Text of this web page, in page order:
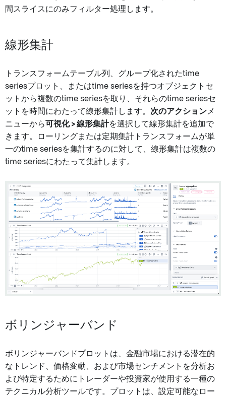
間スライスにのみフィルター処理します。
線形集計
トランスフォームテーブル列、グループ化されたtime
seriesプロット、またはtime seriesを持つオブジェクトセ
ットから複数のtime seriesを取り、それらのtime seriesセ
ットを時間にわたって線形集計します。 次のアクション メ
ニューから可視化 > 線形集計を選択して線形集計を追加で
きます。ローリングまたは定期集計トランスフォームが単
一のtime seriesを集計するのに対して、線形集計は複数の
time seriesにわたって集計します。
ボリンジャーバンド
ボリンジャーバンドプロットは、金融市場における潜在的
なトレンド、価格変動、および市場センチメントを分析お
よび特定するためにトレーダーや投資家が使用する一種の
テクニカル分析ツールです。プロットは、設定可能なロー